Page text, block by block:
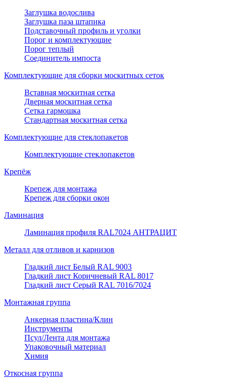
Заглушка водослива
Заглушка паза штапика
Подставочный профиль и уголки
Порог и комплектующие
Порог теплый
Соединитель импоста
Комплектующие для сборки москитных сеток
Вставная москитная сетка
Дверная москитная сетка
Сетка гармошка
Стандартная москитная сетка
Комплектующие для стеклопакетов
Комплектующие стеклопакетов
Крепёж
Крепеж для монтажа
Крепеж для сборки окон
Ламинация
Ламинация профиля RAL7024 АНТРАЦИТ
Металл для отливов и карнизов
Гладкий лист Белый RAL 9003
Гладкий лист Коричневый RAL 8017
Гладкий лист Серый RAL 7016/7024
Монтажная группа
Анкерная пластина/Клин
Инструменты
Псул/Лента для монтажа
Упаковочный материал
Химия
Откосная группа